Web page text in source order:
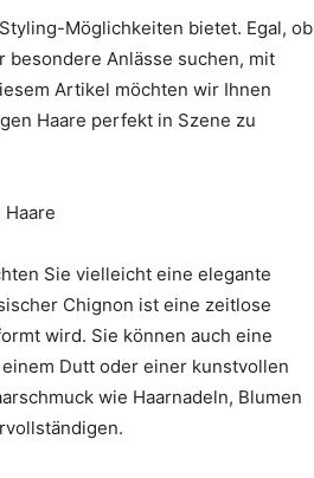
Möglichkeiten bietet. Egal, ob
Anlässe suchen, mit
Artikel möchten wir Ihnen
Haare perfekt in Szene zu
Sie vielleicht eine elegante
Chignon ist eine zeitlose
wird. Sie können auch eine
Dutt oder einer kunstvollen
wie Haarnadeln, Blumen